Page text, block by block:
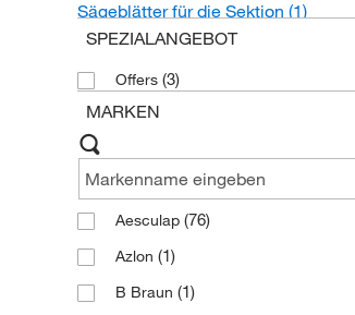
Sägeblätter für die Sektion (1)
Sägen für die Sektion
Scheren und Meißel für die Sektion
SPEZIALANGEBOT
Offers (3)
MARKEN
Aesculap (76)
Azlon (1)
B Braun (1)